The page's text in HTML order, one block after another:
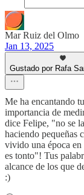
Mar Ruiz del Olmo
Jan 13, 2025
Gustado por Rafa
Me ha encantando
importancia de
dice Felipe, "no se
haciendo pequeñas
vivido una época en
es tonto"! Tus
alcance de los que
:)